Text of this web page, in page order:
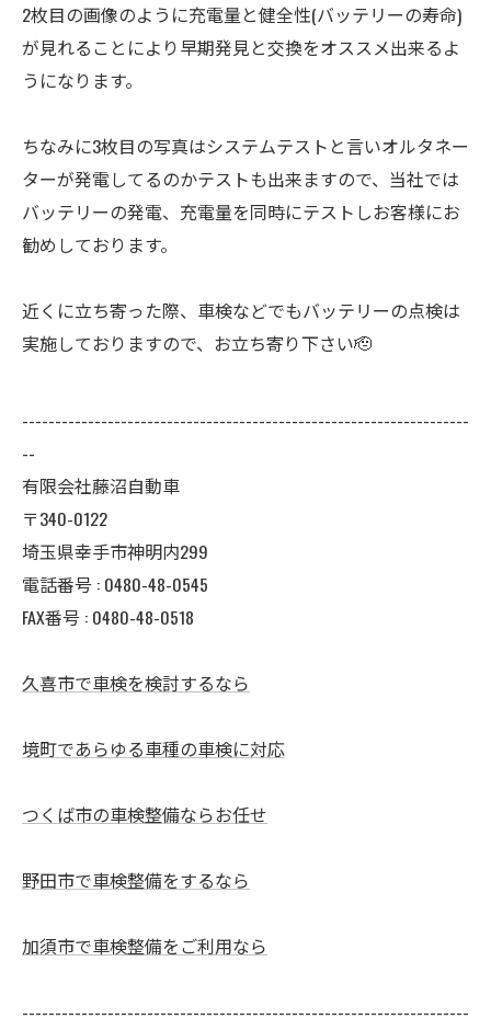
2枚目の画像のように充電量と健全性(バッテリーの寿命)
が見れることにより早期発見と交換をオススメ出来るよ
うになります。
ちなみに3枚目の写真はシステムテストと言いオルタネー
ターが発電してるのかテストも出来ますので、当社では
バッテリーの発電、充電量を同時にテストしお客様にお
勧めしております。
近くに立ち寄った際、車検などでもバッテリーの点検は
実施しておりますので、お立ち寄り下さい🫡
--------------------------------------------------------------------
--
有限会社藤沼自動車
〒340-0122
埼玉県幸手市神明内299
電話番号 : 0480-48-0545
FAX番号 : 0480-48-0518
久喜市で車検を検討するなら
境町であらゆる車種の車検に対応
つくば市の車検整備ならお任せ
野田市で車検整備をするなら
加須市で車検整備をご利用なら
--------------------------------------------------------------------